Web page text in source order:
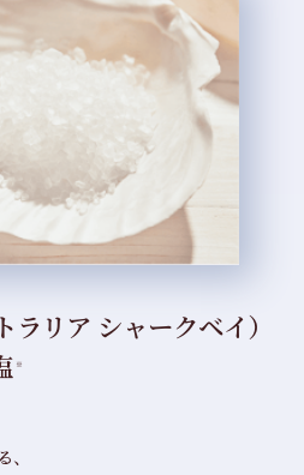
ラリア シャークベイ）
※